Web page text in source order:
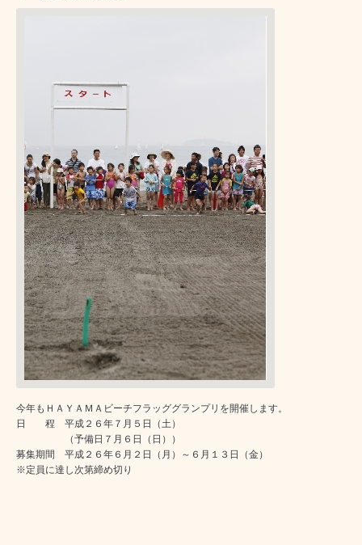
今年もＨＡＹＡＭＡビーチフラッググランプリを開催します。
日 程 平成２６年７月５日（土）
（予備日７月６日（日））
募集期間 平成２６年６月２日（月）～６月１３日（金）
※定員に達し次第締め切り